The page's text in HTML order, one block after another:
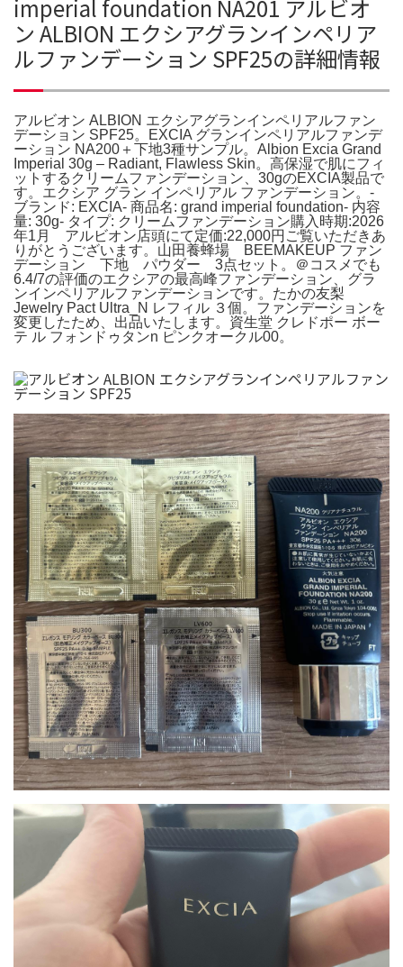
imperial foundation NA201 アルビオ
ン ALBION エクシアグランインペリア
ルファンデーション SPF25の詳細情報
アルビオン ALBION エクシアグランインペリアルファン
デーション SPF25。EXCIA グランインペリアルファンデ
ーション NA200＋下地3種サンプル。Albion Excia Grand
Imperial 30g – Radiant, Flawless Skin。高保湿で肌にフィ
ットするクリームファンデーション、30gのEXCIA製品で
す。エクシア グラン インペリアル ファンデーション。-
ブランド: EXCIA- 商品名: grand imperial foundation- 内容
量: 30g- タイプ: クリームファンデーション購入時期:2026
年1月 アルビオン店頭にて定価:22,000円ご覧いただきあ
りがとうございます。山田養蜂場 BEEMAKEUP ファン
デーション 下地 パウダー 3点セット。＠コスメでも
6.4/7の評価のエクシアの最高峰ファンデーション、グラ
ンインペリアルファンデーションです。たかの友梨
Jewelry Pact Ultra_N レフィル ３個。ファンデーションを
変更したため、出品いたします。資生堂 クレドポー ボー
テ ル フォンドゥタンn ピンクオークル00。